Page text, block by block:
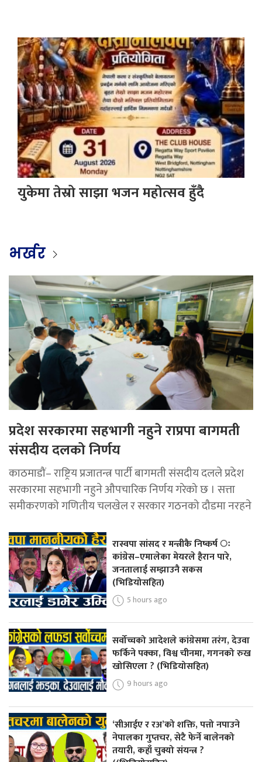
युकेमा तेस्रो साझा भजन महोत्सव हुँदै
भर्खर
प्रदेश सरकारमा सहभागी नहुने राप्रपा बागमती
संसदीय दलको निर्णय
काठमाडौं– राष्ट्रिय प्रजातन्त्र पार्टी बागमती संसदीय दलले प्रदेश
सरकारमा सहभागी नहुने औपचारिक निर्णय गरेको छ । सत्ता
समीकरणको गणितीय चलखेल र सरकार गठनको दौडमा नरहने
रास्वपा सांसद र मन्त्रीकै निष्कर्ष ः
कांग्रेस–एमालेका मेयरले हैरान पारे,
जनतालाई सम्झाउनै सकस
(भिडियोसहित)
5 hours ago
सर्वोच्चको आदेशले कांग्रेसमा तरंग, देउवा
फर्किने पक्का, विश्व चीनमा, गगनको रुख
खोसिएला ? (भिडियोसहित)
9 hours ago
‘सीआईए र रअ’को शक्ति, पत्तो नपाउने
नेपालका गुप्तचर, सेटै फेर्ने बालेनको
तयारी, कहाँ चुक्यो संयन्त्र ?